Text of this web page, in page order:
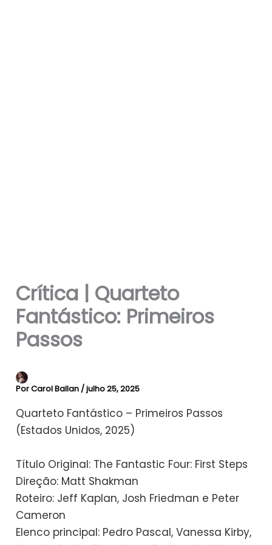
Crítica | Quarteto
Fantástico: Primeiros
Passos
PorCarol Ballan /julho 25, 2025
Quarteto Fantástico – Primeiros Passos
(Estados Unidos, 2025)
Título Original: The Fantastic Four: First Steps
Direção: Matt Shakman
Roteiro: Jeff Kaplan, Josh Friedman e Peter
Cameron
Elenco principal: Pedro Pascal, Vanessa Kirby,